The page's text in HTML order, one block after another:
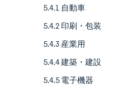
5.4.1 自動車
5.4.2 印刷・包装
5.4.3 産業用
5.4.4 建築・建設
5.4.5 電子機器